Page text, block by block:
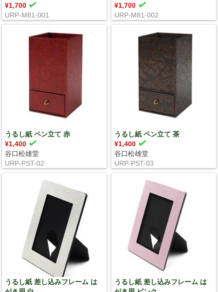
¥1,700
URP-M81-001
¥1,700
URP-M81-002
うるし紙 ペン立て 赤
¥1,400
谷口松雄堂
URP-PST-02
うるし紙 ペン立て 茶
¥1,400
谷口松雄堂
URP-PST-03
うるし紙 差し込みフレーム は
うるし紙 差し込みフレーム は